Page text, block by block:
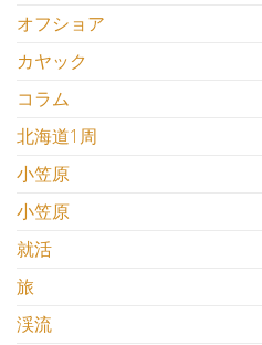
オフショア
カヤック
コラム
北海道1周
小笠原
小笠原
就活
旅
渓流